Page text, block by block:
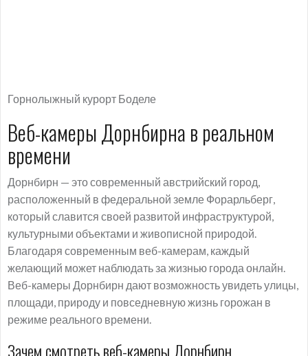
Горнолыжный курорт Боделе
Веб-камеры Дорнбирна в реальном
времени
Дорнбирн — это современный австрийский город,
расположенный в федеральной земле Форарльберг,
который славится своей развитой инфраструктурой,
культурными объектами и живописной природой.
Благодаря современным веб-камерам, каждый
желающий может наблюдать за жизнью города онлайн.
Веб-камеры Дорнбирн дают возможность увидеть улицы,
площади, природу и повседневную жизнь горожан в
режиме реального времени.
Зачем смотреть веб-камеры Дорнбирн